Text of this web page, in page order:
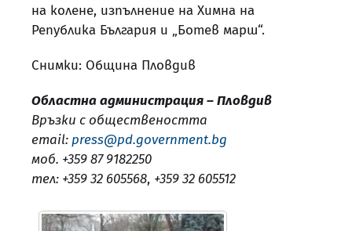
на колене, изпълнение на Химна на
Република България и „Ботев марш“.
Снимки: Община Пловдив
Областна администрация – Пловдив
Връзки с обществеността
email: press@pd.government.bg
моб. +359 87 9182250
тел: +359 32 605568, +359 32 605512